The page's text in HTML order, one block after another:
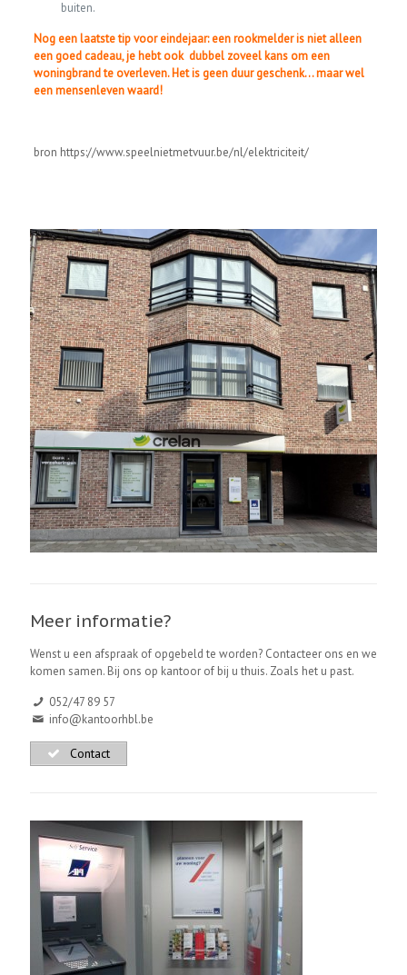
buiten.
Nog een laatste tip voor eindejaar: een rookmelder is niet alleen
een goed cadeau, je hebt ook dubbel zoveel kans om een
woningbrand te overleven. Het is geen duur geschenk… maar wel
een mensenleven waard!
bron https://www.speelnietmetvuur.be/nl/elektriciteit/
Meer informatie?
Wenst u een afspraak of opgebeld te worden? Contacteer ons en we
komen samen. Bij ons op kantoor of bij u thuis. Zoals het u past.
052/47 89 57
info@kantoorhbl.be
Contact